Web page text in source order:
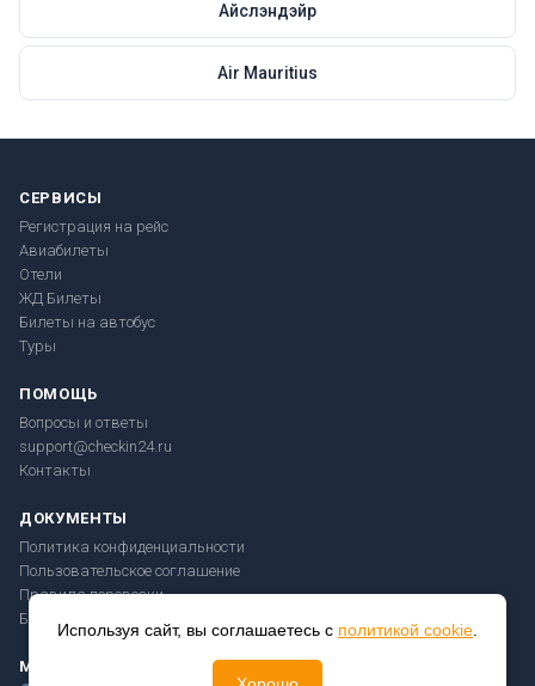
Айслэндэйр
Air Mauritius
СЕРВИСЫ
Регистрация на рейс
Авиабилеты
Отели
ЖД Билеты
Билеты на автобус
Туры
ПОМОЩЬ
Вопросы и ответы
support@checkin24.ru
Контакты
ДОКУМЕНТЫ
Политика конфиденциальности
Пользовательское соглашение
Правила перевозки
Безопасность платежей
МЫ В СОЦСЕТЯХ
Используя сайт, вы соглашаетесь с политикой cookie